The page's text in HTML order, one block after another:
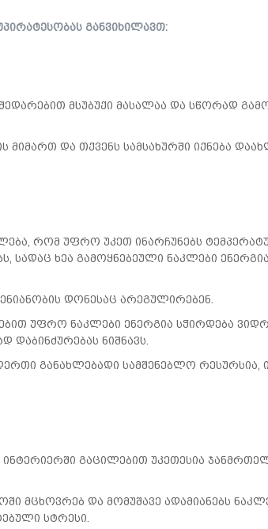
განვიხილავთ:
მსუბუქი მასალაა და სწორად
და თქვენს სამსახურში იქნება
რომ უფრო უკეთ ინარჩუნებს
სადაც ხეა გამოყნებეული ნაკლები
დონესაც არეგულირებენ.
უფრო ნაკლები ენერგია სჭირდება
დაბინძურებას ნიშნავს.
განახლებადი სამშენებლო რესურსია,
ინტერიერში გაცილებით უკეთესია
მცხოვრებ და მომუშავე ადამიანებს
სტრესი.